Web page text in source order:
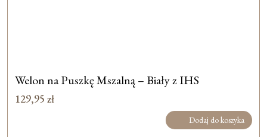
Welon na Puszkę Mszalną – Biały z IHS
129,95 zł
Dodaj do koszyka